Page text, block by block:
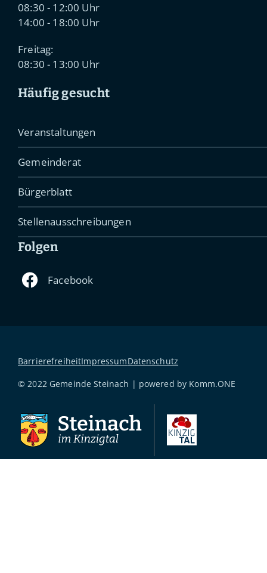
08:30 - 12:00 Uhr
14:00 - 18:00 Uhr
Freitag:
08:30 - 13:00 Uhr
Häufig gesucht
Veranstaltungen
Gemeinderat
Bürgerblatt
Stellenausschreibungen
Folgen
BarrierefreiheitImpressumDatenschutz
© 2022 Gemeinde Steinach | powered by Komm.ONE